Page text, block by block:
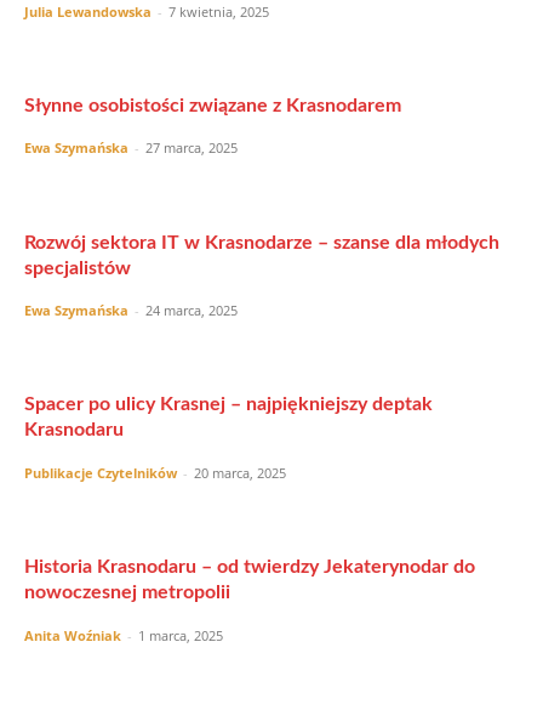
Julia Lewandowska - 7 kwietnia, 2025
Słynne osobistości związane z Krasnodarem
Ewa Szymańska - 27 marca, 2025
Rozwój sektora IT w Krasnodarze – szanse dla młodych
specjalistów
Ewa Szymańska - 24 marca, 2025
Spacer po ulicy Krasnej – najpiękniejszy deptak
Krasnodaru
Publikacje Czytelników - 20 marca, 2025
Historia Krasnodaru – od twierdzy Jekaterynodar do
nowoczesnej metropolii
Anita Woźniak - 1 marca, 2025